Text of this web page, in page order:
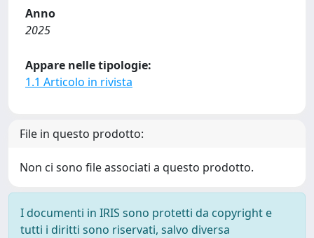
Anno
2025
Appare nelle tipologie:
1.1 Articolo in rivista
File in questo prodotto:
Non ci sono file associati a questo prodotto.
I documenti in IRIS sono protetti da copyright e
tutti i diritti sono riservati, salvo diversa